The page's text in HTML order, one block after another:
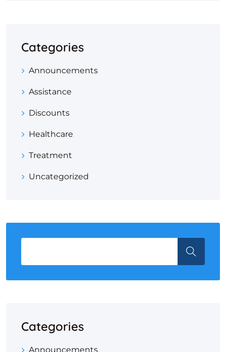
Categories
Announcements
Assistance
Discounts
Healthcare
Treatment
Uncategorized
Categories
Announcements